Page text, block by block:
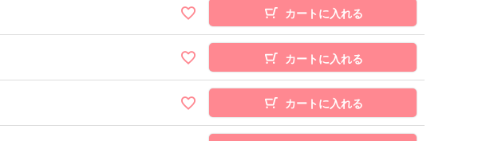
カートに入れる
カートに入れる
カートに入れる